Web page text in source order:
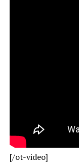
[/ot-video]